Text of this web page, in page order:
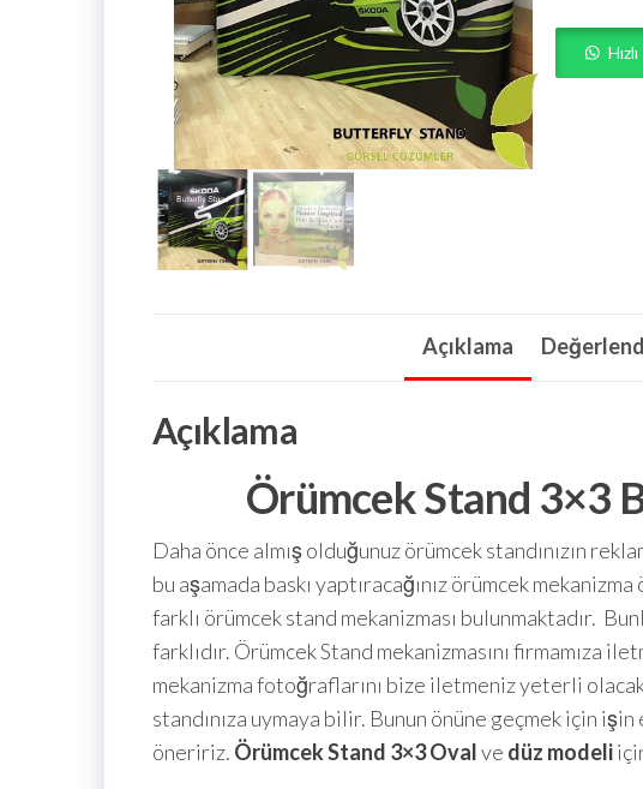
Açıklama
Açıklama
Örümcek Stand 3×3
Daha önce almış olduğunuz örümcek standınızın
bu aşamada baskı yaptıracağınız örümcek
farklı örümcek stand mekanizması bulunmaktadır.
farklıdır. Örümcek Stand mekanizmasını firmamıza
mekanizma fotoğraflarını bize iletmeniz yeterli
standınıza uymaya bilir. Bunun önüne geçmek için işin
öneririz. Örümcek Stand 3×3Ovalve düz modeli